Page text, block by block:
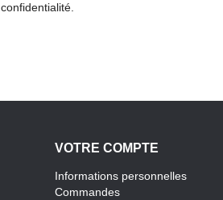
confidentialité.
VOTRE COMPTE
Informations personnelles
Commandes